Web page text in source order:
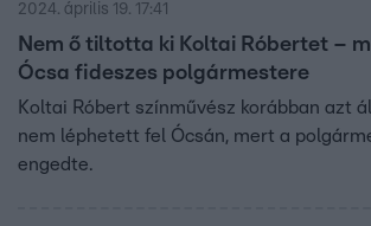
2024. április 19. 17:41
Nem ő tiltotta ki Koltai Róbertet –
Ócsa fideszes polgármestere
Koltai Róbert színművész korábban azt
nem léphetett fel Ócsán, mert a
engedte.